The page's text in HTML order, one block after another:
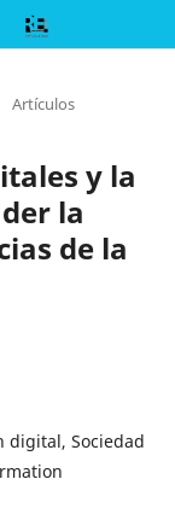
Artículos
y la
la
de la
digital, Sociedad